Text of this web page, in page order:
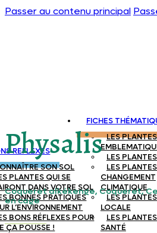
Passer au contenu principal
REFLEXES
SON SOL
PLANTES QUI SE
DANS VOTRE SOL
BONNES PRATIQUES
L’ENVIRONNEMENT
BONS RÉFLEXES POUR
ÇA POUSSE !
FICHES
LES
LES
LES
CHANGEMENT
CLIMATIQUE
LES
LOCALE
LES
SANTÉ
Physalis
Coqueret alkékenge, Coqueret,
en cage